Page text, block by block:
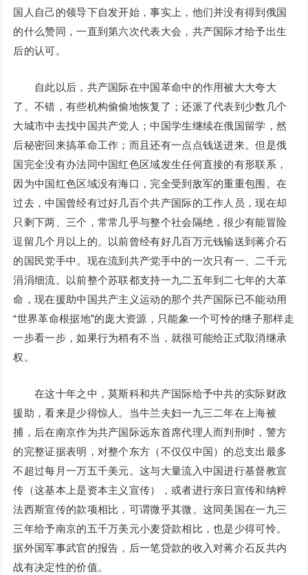
国人自己的领导下自发开始，事实上，他们并没有得到俄国
的什么赞同，一直到第六次代表大会，共产国际才给予出生
后的认可。
自此以后，共产国际在中国革命中的作用被大大夸大
了。不错，有些机构偷偷地恢复了；还派了代表到少数几个
大城市中去找中国共产党人；中国学生继续在俄国留学，然
后秘密回来搞革命工作；而且还有一点点钱送进来。但是俄
国完全没有办法同中国红色区域发生任何直接的有形联系，
因为中国红色区域没有海口，完全受到敌军的重重包围。在
过去，中国曾经有过好几百个共产国际的工作人员，现在却
只剩下两、三个，常常几乎与整个社会隔绝，很少有能冒险
逗留几个月以上的。以前曾经有好几百万元钱输送到蒋介石
的国民党手中。现在流到共产党手中的一次只有一、二千元
涓涓细流。以前整个苏联都支持一九二五年到二七年的大革
命，现在援助中国共产主义运动的那个共产国际已不能动用
“世界革命根据地”的庞大资源，只能象一个可怜的继子那样走
一步看一步，如果行为稍有不当，就很可能给正式取消继承
权。
在这十年之中，莫斯科和共产国际给予中共的实际财政
援助，看来是少得惊人。当牛兰夫妇一九三二年在上海被
捕，后在南京作为共产国际远东首席代理人而判刑时，警方
的完整证据表明，对整个东方（不仅仅中国）的总支出最多
不超过每月一万五千美元。这与大量流入中国进行基督教宣
传（这基本上是资本主义宣传），或者进行亲日宣传和纳粹
法西斯宣传的款项相比，可谓微乎其微。这同美国在一九三
三年给予南京的五千万美元小麦贷款相比，也是少得可怜。
据外国军事武官的报告，后一笔贷款的收入对蒋介石反共内
战有决定性的价值。